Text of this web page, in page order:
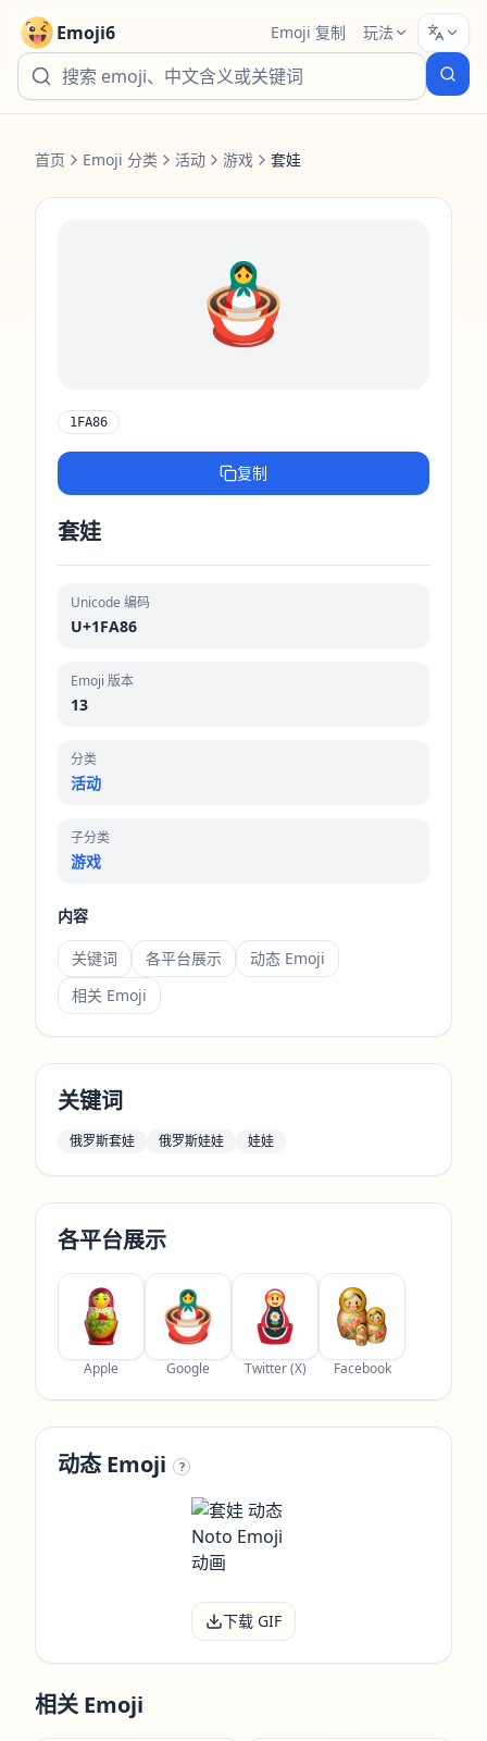
Emoji6 Emoji 复制 玩法
首页 Emoji 分类 活动 游戏 套娃
🪆
1FA86
复制
套娃
Unicode 编码
U+1FA86
Emoji 版本
13
分类
活动
子分类
游戏
内容
关键词 各平台展示
动态 Emoji
相关 Emoji
关键词
俄罗斯套娃 俄罗斯娃娃 娃娃
各平台展示
Apple Google Twitter (X) Facebook
动态 Emoji ?
下载 GIF
相关 Emoji